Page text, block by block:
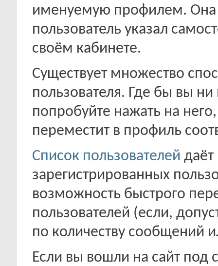
именуемую профилем.
пользователь указал
своём кабинете.
Существует множество
пользователя. Где бы вы
попробуйте нажать на
переместит в профиль
Список пользователей
зарегистрированных
возможность быстрого
пользователей (если,
по количеству сообщений
Если вы вошли на сайт под